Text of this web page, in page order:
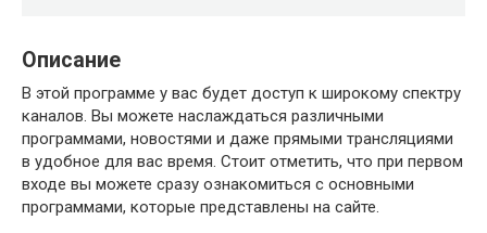
Описание
В этой программе у вас будет доступ к широкому спектру
каналов. Вы можете наслаждаться различными
программами, новостями и даже прямыми трансляциями
в удобное для вас время. Стоит отметить, что при первом
входе вы можете сразу ознакомиться с основными
программами, которые представлены на сайте.